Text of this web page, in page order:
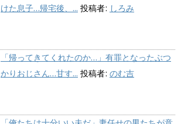
けた息子…帰宅後、... 投稿者: しろみ
「帰ってきてくれたのか…」有罪となったぶつ
かりおじさん…甘す... 投稿者: のむ吉